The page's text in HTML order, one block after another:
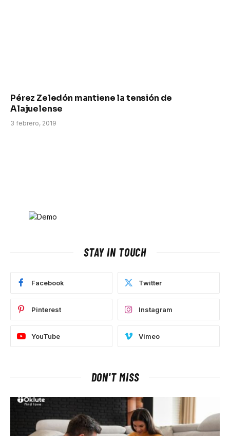
Pérez Zeledón mantiene la tensión de
Alajuelense
3 febrero, 2019
STAY IN TOUCH
Facebook Twitter
Pinterest Instagram
YouTube Vimeo
DON'T MISS